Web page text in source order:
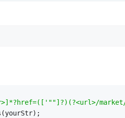
"]?)(?<url>/